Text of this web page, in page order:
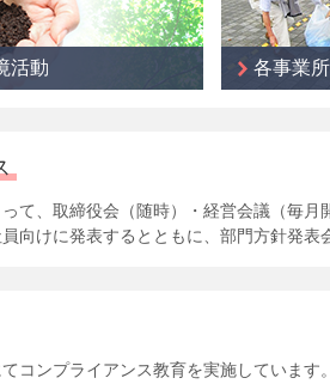
活動 各事業
て、取締役会（随時）・経営会議（毎月
向けに発表するとともに、部門方針発
コンプライアンス教育を実施しています。